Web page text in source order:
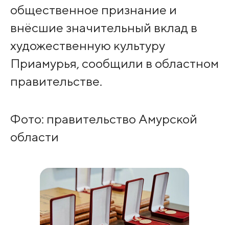
общественное признание и
внёсшие значительный вклад в
художественную культуру
Приамурья, сообщили в областном
правительстве.
Фото: правительство Амурской
области